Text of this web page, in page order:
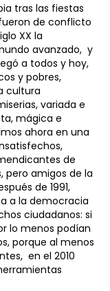
tras las fiestas
de conflicto
XX la
avanzado, y
a todos y hoy,
y pobres,
cultura
variada e
mágica e
ahora en una
de
pero amigos de la
de 1991,
a la democracia
ciudadanos: si
lo menos podían
porque al menos
en el 2010